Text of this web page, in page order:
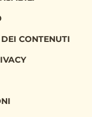
100,00 €
100,00 €
CONTENUTI